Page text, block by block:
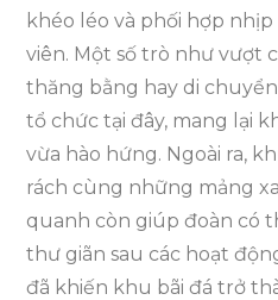
khéo léo và phối hợp
viên. Một số trò như vượt
thăng bằng hay di
tổ chức tại đây, mang lại
vừa hào hứng. Ngoài ra,
rách cùng những mảng
quanh còn giúp đoàn có
thư giãn sau các hoạt
đã khiến khu bãi đá trở